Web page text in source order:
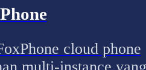
cloud phone